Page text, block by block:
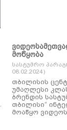
მოწყობა
სასტუმრო
08.02.2024)
თბილისის
უმაღლესი
ბრენდის
თბილისი“
მოაწყო